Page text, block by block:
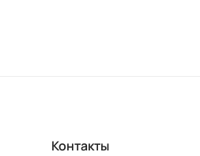
Контакты